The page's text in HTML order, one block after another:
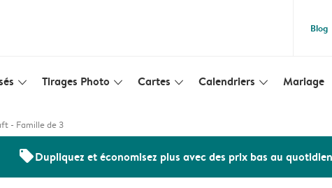
Blog
slim_arrow_down Tirages Photo slim_arrow_down Cartes slim_arrow_down Calendriers slim_arrow_down Mariage
- Famille de 3
offersDupliquez et économisez plus avec des prix bas au quotidien